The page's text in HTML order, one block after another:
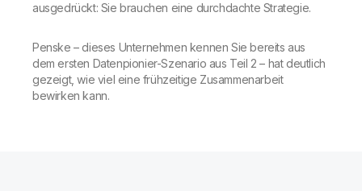
ausgedrückt: Sie brauchen eine durchdachte Strategie.
Penske – dieses Unternehmen kennen Sie bereits aus
dem ersten Datenpionier-Szenario aus Teil 2 – hat deutlich
gezeigt, wie viel eine frühzeitige Zusammenarbeit
bewirken kann.